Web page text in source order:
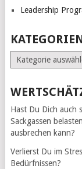
Leadership
Kategorien
Hast Du Dich auch
Sackgassen
ausbrechen kann?
Verlierst Du im
Bedürfnissen?